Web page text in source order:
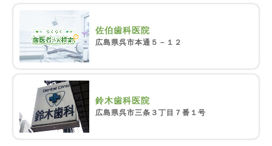
佐伯歯科医院
広島県呉市本通５－１２
鈴木歯科医院
広島県呉市三条３丁目７番１号